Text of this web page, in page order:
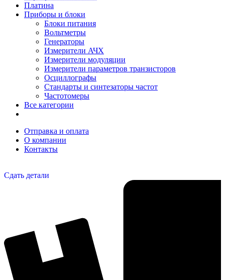
Платина
Приборы и блоки
Блоки питания
Вольтметры
Генераторы
Измерители АЧХ
Измерители модуляции
Измерители параметров транзисторов
Осциллографы
Стандарты и синтезаторы частот
Частотомеры
Все категории
Отправка и оплата
О компании
Контакты
Сдать детали